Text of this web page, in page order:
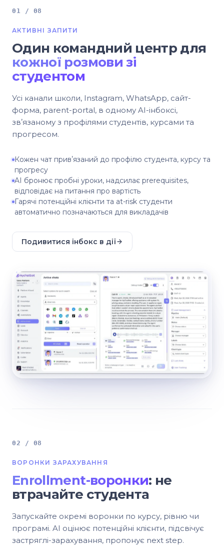
01 / 08
АКТИВНІ ЗАПИТИ
Один командний центр для
кожної розмови зі
студентом
Усі канали школи, Instagram, WhatsApp, сайт-
форма, parent-portal, в одному AI-інбоксі,
звʼязаному з профілями студентів, курсами та
прогресом.
Кожен чат привʼязаний до профілю студента, курсу та
прогресу
AI бронює пробні уроки, надсилає prerequisites,
відповідає на питання про вартість
Гарячі потенційні клієнти та at-risk студенти
автоматично позначаються для викладачів
Подивитися інбокс в дії
02 / 08
ВОРОНКИ ЗАРАХУВАННЯ
Enrollment-воронки: не
втрачайте студента
Запускайте окремі воронки по курсу, рівню чи
програмі. AI оцінює потенційні клієнти, підсвічує
застряглі-зарахування, пропонує next step.